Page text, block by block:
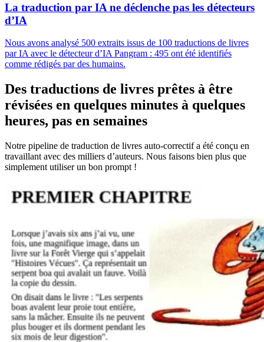
La traduction par IA ne déclenche pas les détecteurs
d’IA
Nous avons analysé 500 extraits issus de 100 traductions de livres
par IA avec le détecteur d’IA Pangram : 495 ont été identifiés
comme rédigés par des humains.
Des traductions de livres prêtes à être
révisées en quelques minutes à quelques
heures, pas en semaines
Notre pipeline de traduction de livres auto-correctif a été conçu en
travaillant avec des milliers d’auteurs. Nous faisons bien plus que
simplement utiliser un bon prompt !